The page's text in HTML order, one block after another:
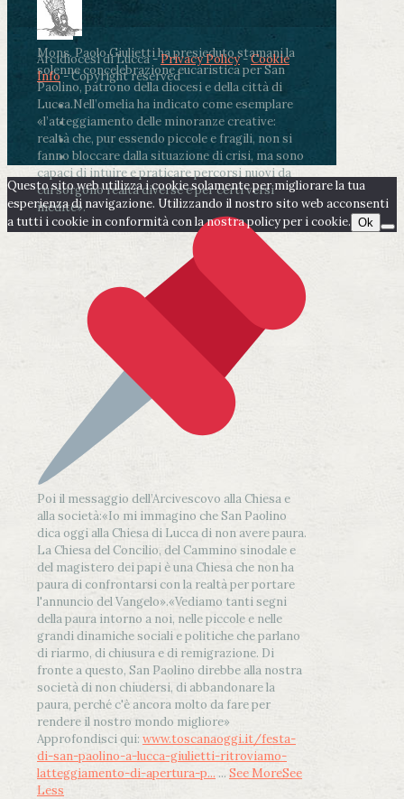
Mons. Paolo Giulietti ha presieduto stamani la
solenne concelebrazione eucaristica per San
Paolino, patrono della diocesi e della città di
Lucca.Nell’omelia ha indicato come esemplare
«l’atteggiamento delle minoranze creative:
realtà che, pur essendo piccole e fragili, non si
fanno bloccare dalla situazione di crisi, ma sono
capaci di intuire e praticare percorsi nuovi da
cui sorgono realtà diverse e per certi versi
inedite».
Poi il messaggio dell’Arcivescovo alla Chiesa e
alla società:«Io mi immagino che San Paolino
dica oggi alla Chiesa di Lucca di non avere paura.
La Chiesa del Concilio, del Cammino sinodale e
del magistero dei papi è una Chiesa che non ha
paura di confrontarsi con la realtà per portare
l'annuncio del Vangelo».«Vediamo tanti segni
della paura intorno a noi, nelle piccole e nelle
grandi dinamiche sociali e politiche che parlano
di riarmo, di chiusura e di remigrazione. Di
fronte a questo, San Paolino direbbe alla nostra
società di non chiudersi, di abbandonare la
paura, perché c'è ancora molto da fare per
rendere il nostro mondo migliore»
Approfondisci qui: www.toscanaoggi.it/festa-
di-san-paolino-a-lucca-giulietti-ritroviamo-
latteggiamento-di-apertura-p... ... See MoreSee
Less
Arcidiocesi di Lucca -Privacy Policy-Cookie
Info- Copyright reserved
Questo sito web utilizza i cookie solamente per migliorare la tua
esperienza di navigazione. Utilizzando il nostro sito web acconsenti
a tutti i cookie in conformità con la nostra policy per i cookie. Ok